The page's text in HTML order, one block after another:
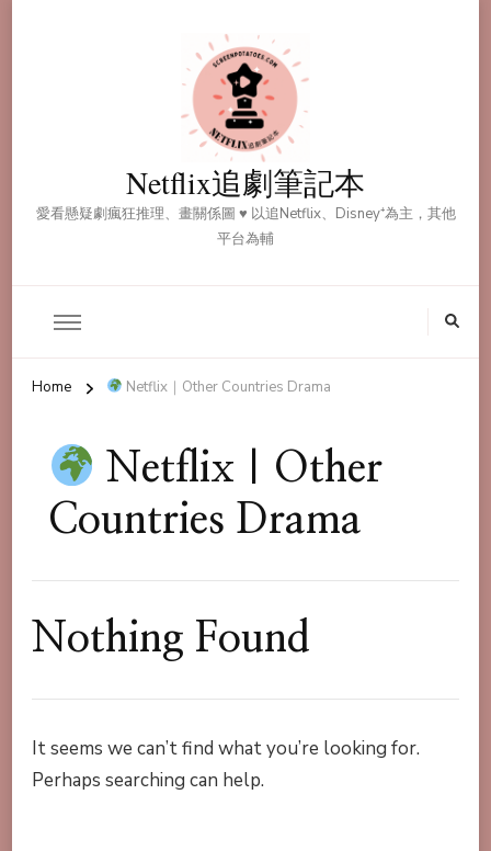
Netflix追劇筆記本
愛看懸疑劇瘋狂推理、畫關係圖 ♥ 以追Netflix、Disney⁺為主，其他
平台為輔
Home Netflix｜Other Countries Drama
Netflix｜Other
Countries Drama
Nothing Found
It seems we can’t find what you’re looking for.
Perhaps searching can help.